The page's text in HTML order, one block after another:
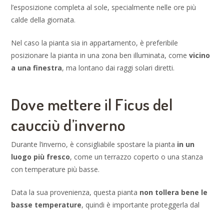
l’esposizione completa al sole, specialmente nelle ore più
calde della giornata.
Nel caso la pianta sia in appartamento, è preferibile
posizionare la pianta in una zona ben illuminata, comevicino
a una finestra, ma lontano dai raggi solari diretti.
Dove mettere il Ficus del
caucciù d’inverno
Durante l’inverno, è consigliabile spostare la pianta in un
luogo più fresco, come un terrazzo coperto o una stanza
con temperature più basse.
Data la sua provenienza, questa pianta non tollera bene le
basse temperature, quindi è importante proteggerla dal